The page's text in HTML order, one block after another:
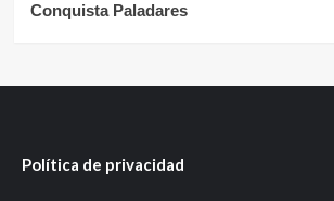
Conquista Paladares
Política de privacidad